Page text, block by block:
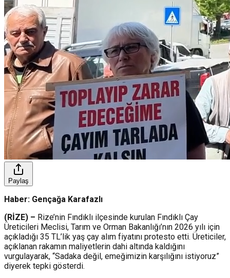
Paylaş
Haber: Gençağa Karafazlı
(RİZE) – Rize’nin Fındıklı ilçesinde kurulan Fındıklı Çay
Üreticileri Meclisi, Tarım ve Orman Bakanlığı’nın 2026 yılı için
açıkladığı 35 TL’lik yaş çay alım fiyatını protesto etti. Üreticiler,
açıklanan rakamın maliyetlerin dahi altında kaldığını
vurgulayarak, “Sadaka değil, emeğimizin karşılığını istiyoruz”
diyerek tepki gösterdi.